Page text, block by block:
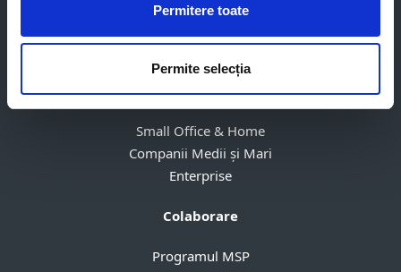
Permitere toate
Permite selecția
Parteneriat cu ESET
Dezabonare
Infrastructură
Small Office & Home
Companii Medii și Mari
Enterprise
Colaborare
Programul MSP